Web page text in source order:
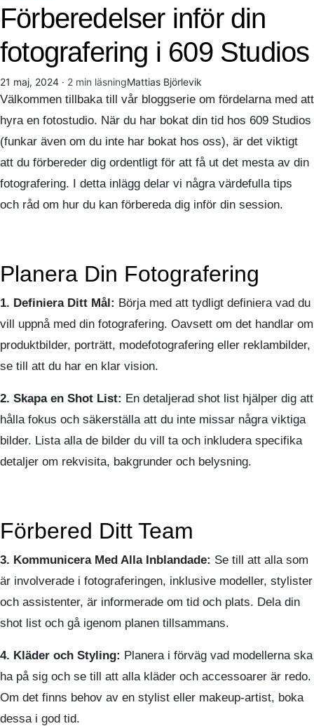
Förberedelser inför din
fotografering i 609 Studios
21 maj, 2024 · 2 min läsningMattias Björlevik
Välkommen tillbaka till vår bloggserie om fördelarna med att
hyra en fotostudio. När du har bokat din tid hos 609 Studios
(funkar även om du inte har bokat hos oss), är det viktigt
att du förbereder dig ordentligt för att få ut det mesta av din
fotografering. I detta inlägg delar vi några värdefulla tips
och råd om hur du kan förbereda dig inför din session.
Planera Din Fotografering
1. Definiera Ditt Mål: Börja med att tydligt definiera vad du
vill uppnå med din fotografering. Oavsett om det handlar om
produktbilder, porträtt, modefotografering eller reklambilder,
se till att du har en klar vision.
2. Skapa en Shot List: En detaljerad shot list hjälper dig att
hålla fokus och säkerställa att du inte missar några viktiga
bilder. Lista alla de bilder du vill ta och inkludera specifika
detaljer om rekvisita, bakgrunder och belysning.
Förbered Ditt Team
3. Kommunicera Med Alla Inblandade: Se till att alla som
är involverade i fotograferingen, inklusive modeller, stylister
och assistenter, är informerade om tid och plats. Dela din
shot list och gå igenom planen tillsammans.
4. Kläder och Styling: Planera i förväg vad modellerna ska
ha på sig och se till att alla kläder och accessoarer är redo.
Om det finns behov av en stylist eller makeup-artist, boka
dessa i god tid.